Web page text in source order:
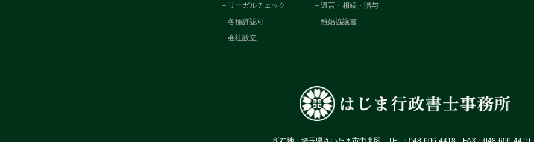
－リーガルチェック
－各種許認可
－会社設立
－遺言・相続・贈与
－離婚協議書